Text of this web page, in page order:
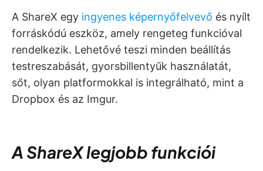
A ShareX egy ingyenes képernyőfelvevő és nyílt
forráskódú eszköz, amely rengeteg funkcióval
rendelkezik. Lehetővé teszi minden beállítás
testreszabását, gyorsbillentyűk használatát,
sőt, olyan platformokkal is integrálható, mint a
Dropbox és az Imgur.
A ShareX legjobb funkciói